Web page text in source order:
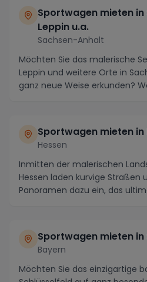
Sportwagen mieten in
Leppin u.a.
Sachsen-Anhalt
Möchten Sie das malerische
Leppin und weitere Orte in
ganz neue Weise erkunden?
Sportwagen mieten
Hessen
Inmitten der malerischen
Hessen laden kurvige
Panoramen dazu ein, das
Sportwagen mieten in
Bayern
Möchten Sie das einzigartige